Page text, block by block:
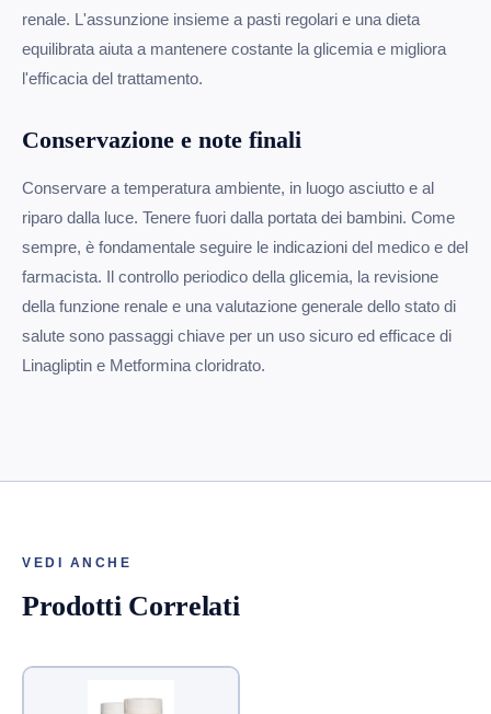
renale. L'assunzione insieme a pasti regolari e una dieta
equilibrata aiuta a mantenere costante la glicemia e migliora
l'efficacia del trattamento.
Conservazione e note finali
Conservare a temperatura ambiente, in luogo asciutto e al
riparo dalla luce. Tenere fuori dalla portata dei bambini. Come
sempre, è fondamentale seguire le indicazioni del medico e del
farmacista. Il controllo periodico della glicemia, la revisione
della funzione renale e una valutazione generale dello stato di
salute sono passaggi chiave per un uso sicuro ed efficace di
Linagliptin e Metformina cloridrato.
VEDI ANCHE
Prodotti Correlati